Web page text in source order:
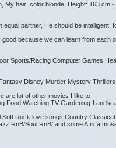
hair color blonde, Height: 163 cm
partner, He should be
because we can learn from
Sports/Racing Computer Games
Disney Murder Mystery
are lot of other movies I like to
Watching TV Gardening-
Rock love songs Country
RnB/Soul RnB/ and some Africa